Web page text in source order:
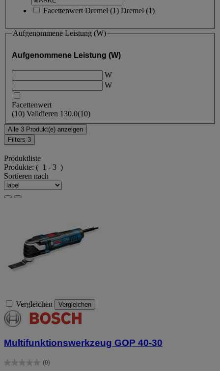
Facettenwert Dremel (1) Dremel (1)
Aufgenommene Leistung (W)
Aufgenommene Leistung (W)
W
W
Facettenwert
(10) Validieren 130.0(10)
Alle 3 Produkt(e) anzeigen
Filters 3
Produktliste
Produkte: ( 1 - 3 )
Sortieren nach
Vergleichen Vergleichen
Multifunktionswerkzeug GOP 40-30
(0)
0.0